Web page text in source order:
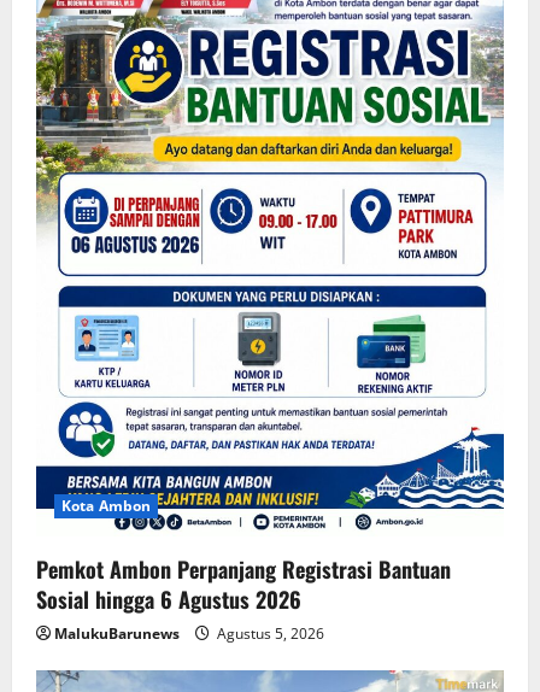
Kota Ambon
Pemkot Ambon Perpanjang Registrasi Bantuan
Sosial hingga 6 Agustus 2026
MalukuBarunews Agustus 5, 2026